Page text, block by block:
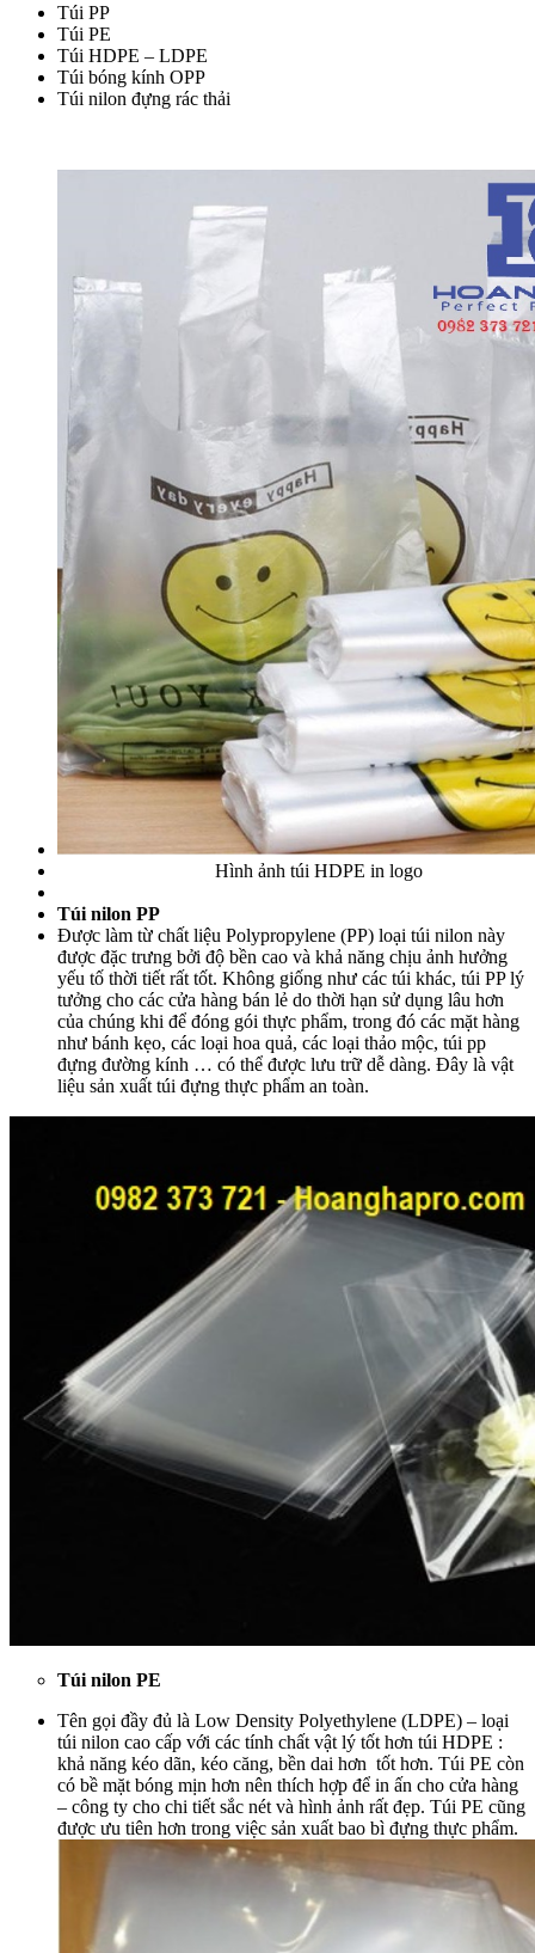
Túi PP
Túi PE
Túi HDPE – LDPE
Túi bóng kính OPP
Túi nilon đựng rác thải
Hình ảnh túi HDPE in logo
Túi nilon PP
Được làm từ chất liệu Polypropylene (PP) loại túi nilon này
được đặc trưng bởi độ bền cao và khả năng chịu ảnh hưởng
yếu tố thời tiết rất tốt. Không giống như các túi khác, túi PP lý
tưởng cho các cửa hàng bán lẻ do thời hạn sử dụng lâu hơn
của chúng khi để đóng gói thực phẩm, trong đó các mặt hàng
như bánh kẹo, các loại hoa quả, các loại thảo mộc, túi pp
đựng đường kính … có thể được lưu trữ dễ dàng. Đây là vật
liệu sản xuất túi đựng thực phẩm an toàn.
Túi nilon PE
Tên gọi đầy đủ là Low Density Polyethylene (LDPE) – loại
túi nilon cao cấp với các tính chất vật lý tốt hơn túi HDPE :
khả năng kéo dãn, kéo căng, bền dai hơn tốt hơn. Túi PE còn
có bề mặt bóng mịn hơn nên thích hợp để in ấn cho cửa hàng
– công ty cho chi tiết sắc nét và hình ảnh rất đẹp. Túi PE cũng
được ưu tiên hơn trong việc sản xuất bao bì đựng thực phẩm.